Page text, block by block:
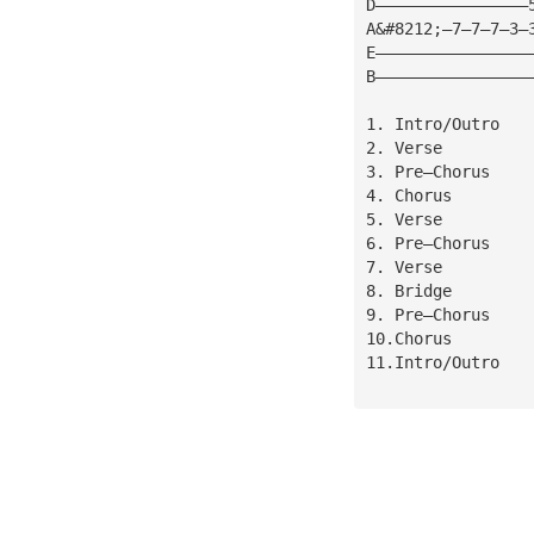
1. Intro/Outro
2. Verse
3. Pre—Chorus
4. Chorus
5. Verse
6. Pre—Chorus
7. Verse
8. Bridge
9. Pre—Chorus
10.Chorus
11.Intro/Outro